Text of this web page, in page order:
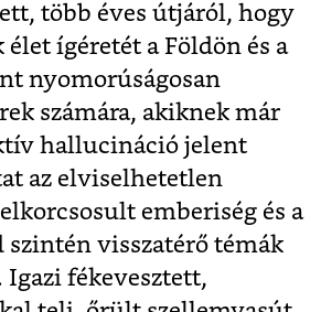
több éves útjáról, hogy
élet ígéretét a Földön és a
nyomorúságosan
számára, akiknek már
hallucináció jelent
az elviselhetetlen
emberiség és a
visszatérő témák
Igazi fékevesztett,